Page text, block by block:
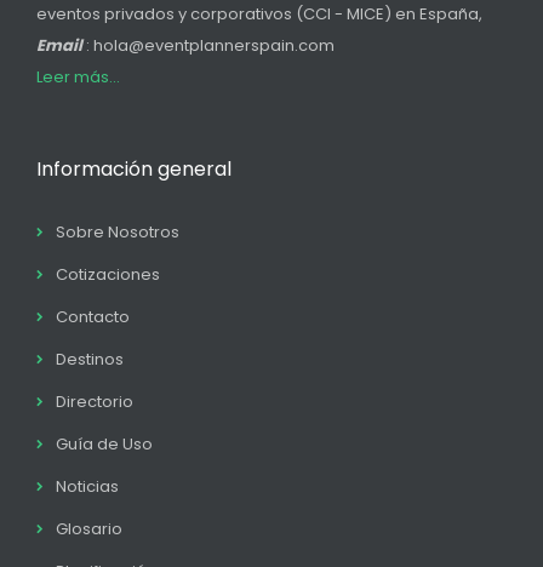
eventos privados y corporativos (CCI - MICE) en España,
Email: hola@eventplannerspain.com
Leer más...
Información general
Sobre Nosotros
Cotizaciones
Contacto
Destinos
Directorio
Guía de Uso
Noticias
Glosario